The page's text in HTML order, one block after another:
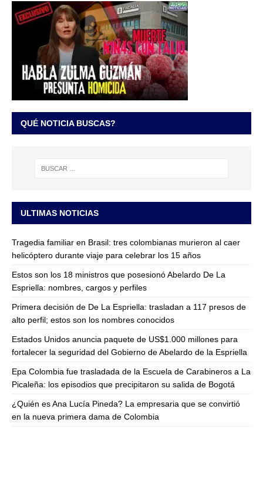
QUÉ NOTICIA BUSCAS?
ULTIMAS NOTICIAS
Tragedia familiar en Brasil: tres colombianas murieron al caer
helicóptero durante viaje para celebrar los 15 años
Estos son los 18 ministros que posesionó Abelardo De La
Espriella: nombres, cargos y perfiles
Primera decisión de De La Espriella: trasladan a 117 presos de
alto perfil; estos son los nombres conocidos
Estados Unidos anuncia paquete de US$1.000 millones para
fortalecer la seguridad del Gobierno de Abelardo de la Espriella
Epa Colombia fue trasladada de la Escuela de Carabineros a La
Picaleña: los episodios que precipitaron su salida de Bogotá
¿Quién es Ana Lucía Pineda? La empresaria que se convirtió
en la nueva primera dama de Colombia